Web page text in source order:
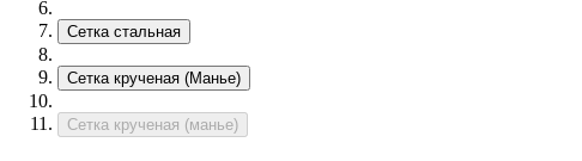
Сетка стальная
Сетка крученая (Манье)
Сетка крученая (манье)